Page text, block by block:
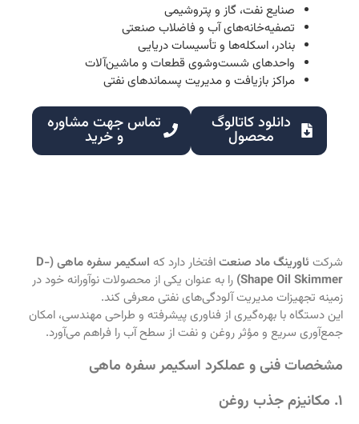
صنایع نفت، گاز و پتروشیمی
تصفیه‌خانه‌های آب و فاضلاب صنعتی
بنادر، اسکله‌ها و تأسیسات دریایی
واحدهای شست‌وشوی قطعات و ماشین‌آلات
مراکز بازیافت و مدیریت پسماندهای نفتی
دانلود کاتالوگ
محصول
تماس جهت مشاوره
و خرید
شرکت ئاورینگ ماد صنعتافتخار دارد که
اسکیمر سفره ماهی (D-
Shape Oil Skimmer) را به عنوان یکی از محصولات نوآورانه خود در
زمینه تجهیزات مدیریت آلودگی‌های نفتی معرفی کند.
این دستگاه با بهره‌گیری از فناوری پیشرفته و طراحی مهندسی، امکان
جمع‌آوری سریع و مؤثر روغن و نفت از سطح آب را فراهم می‌آورد.
مشخصات فنی و عملکرد اسکیمر سفره ماهی
۱. مکانیزم جذب روغن